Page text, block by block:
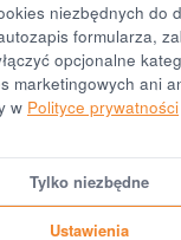
Polityka prywatności
niezbędnych do
formularza,
opcjonalne
marketingowych ani
w Polityce prywatności
Tylko niezbędne
Ustawienia